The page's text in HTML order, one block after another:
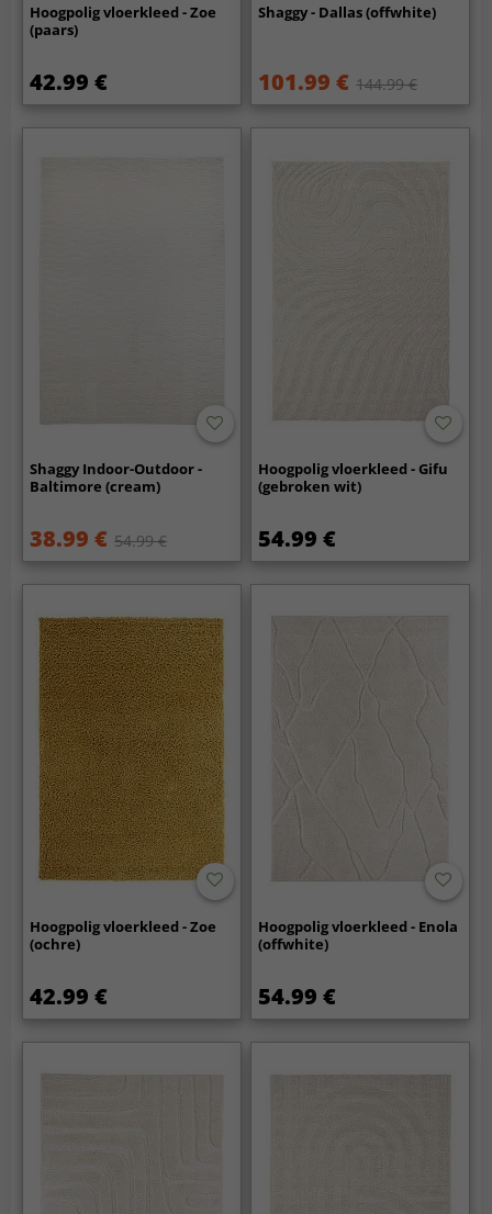
Hoogpolig vloerkleed - Zoe
(paars)
42.99 €
Shaggy - Dallas (offwhite)
101.99 € 144.99 €
Shaggy Indoor-Outdoor -
Baltimore (cream)
38.99 € 54.99 €
Hoogpolig vloerkleed - Gifu
(gebroken wit)
54.99 €
Hoogpolig vloerkleed - Zoe
(ochre)
42.99 €
Hoogpolig vloerkleed - Enola
(offwhite)
54.99 €